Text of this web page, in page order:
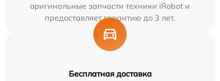
оригинальные запчасти техники iRobot и
предоставляет гарантию до 3 лет.
Бесплатная доставка